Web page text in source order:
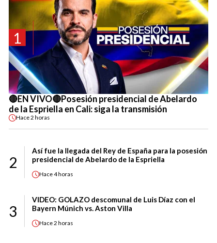
1
🔴EN VIVO🔴Posesión presidencial de Abelardo
de la Espriella en Cali: siga la transmisión
Hace2 horas
2
Así fue la llegada del Rey de España para la posesión
presidencial de Abelardo de la Espriella
Hace4 horas
3
VIDEO: GOLAZO descomunal de Luis Díaz con el
Bayern Múnich vs. Aston Villa
Hace2 horas